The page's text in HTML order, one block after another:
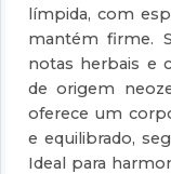
límpida, com
mantém firme.
notas herbais e
de origem
oferece um
e equilibrado,
Ideal para